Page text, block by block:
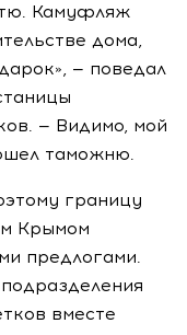
Камуфляж
дома,
— поведал
— Видимо, мой
таможню.
границу
Крымом
предлогами.
вместе